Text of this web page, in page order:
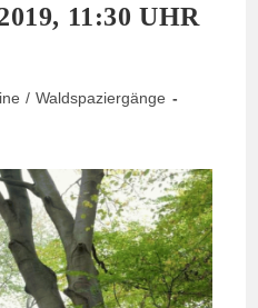
11:30 UHR
/ Waldspaziergänge